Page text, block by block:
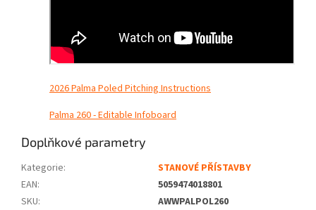
2026 Palma Poled Pitching Instructions
Palma 260 - Editable Infoboard
Doplňkové parametry
Kategorie:
STANOVÉ PŘÍSTAVBY
EAN:
5059474018801
SKU:
AWWPALPOL260